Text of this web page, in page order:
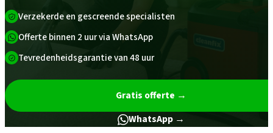
Verzekerde en gescreende specialisten
Offerte binnen 2 uur via WhatsApp
Tevredenheidsgarantie van 48 uur
Gratis offerte →
WhatsApp →